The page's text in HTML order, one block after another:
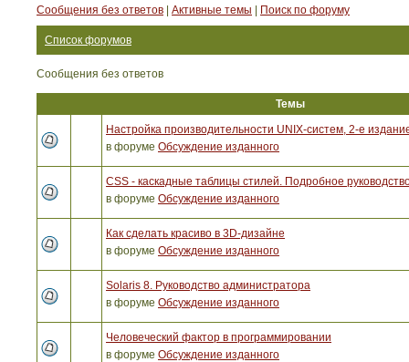
Сообщения без ответов
Активные темы Поиск по форуму
Список форумов
Сообщения без ответов
Темы
Настройка производительности UNIX-систем, 2-е
в форуме Обсуждение изданного
CSS - каскадные таблицы стилей. Подробное
в форуме Обсуждение изданного
Как сделать красиво в 3D-дизайне
в форуме Обсуждение изданного
Solaris 8. Руководство администратора
в форуме Обсуждение изданного
Человеческий фактор в программировании
в форуме Обсуждение изданного